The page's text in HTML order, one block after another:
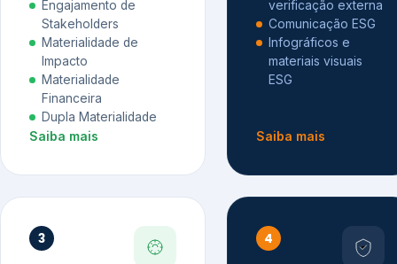
Engajamento de
Stakeholders
Materialidade de
Impacto
Materialidade
Financeira
Dupla Materialidade
Saiba mais
verificação externa
Comunicação ESG
Infográficos e
materiais visuais
ESG
Saiba mais
3 4